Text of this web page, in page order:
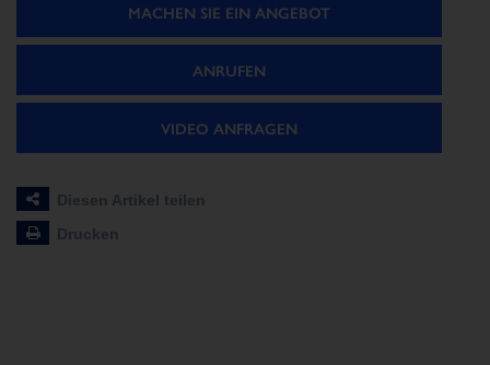
MACHEN SIE EIN ANGEBOT
ANRUFEN
VIDEO ANFRAGEN
Diesen Artikel teilen
Drucken